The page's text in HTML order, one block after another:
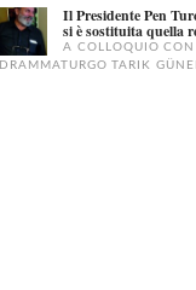
Il Presidente Pen
si è sostituita quella
A COLLOQUIO
DRAMMATURGO TARIK